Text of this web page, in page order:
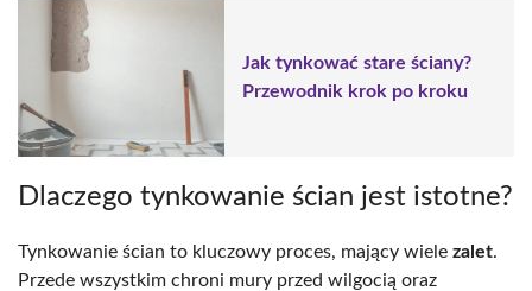
Jak tynkować stare ściany?
Przewodnik krok po kroku
Dlaczego tynkowanie ścian jest istotne?
Tynkowanie ścian to kluczowy proces, mający wiele zalet.
Przede wszystkim chroni mury przed wilgocią oraz